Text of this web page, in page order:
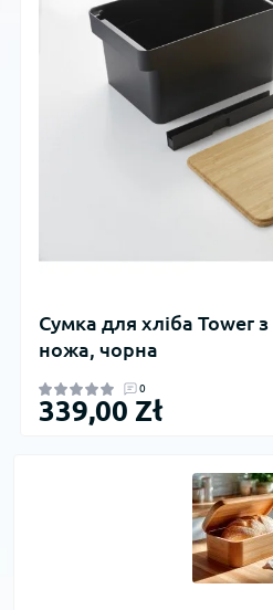
Сумка для хліба Tower
ножа, чорна
0
339,00 Zł